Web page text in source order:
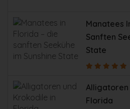
Manatees
Sanften
State
Alligatoren
Florida